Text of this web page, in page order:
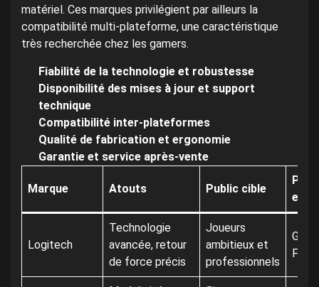
matériel. Ces marques privilégient par ailleurs la
compatibilité multi-plateforme, une caractéristique
très recherchée chez les gamers.
Fiabilité de la technologie et robustesse
Disponibilité des mises à jour et support
technique
Compatibilité inter-plateformes
Qualité de fabrication et ergonomie
Garantie et service après-vente
Marque Atouts Public cible
Logitech
Technologie
avancée, retour
de force précis
Joueurs
ambitieux et
professionnels
G29